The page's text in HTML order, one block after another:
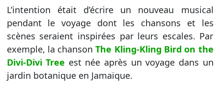
L’intention était d’écrire un nouveau musical
pendant le voyage dont les chansons et les
scènes seraient inspirées par leurs escales. Par
exemple, la chansonThe Kling-Kling Bird on the
Divi-Divi Tree est née après un voyage dans un
jardin botanique en Jamaïque.